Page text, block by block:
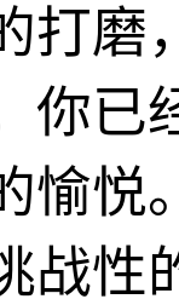
打磨
你已
愉悦
战性